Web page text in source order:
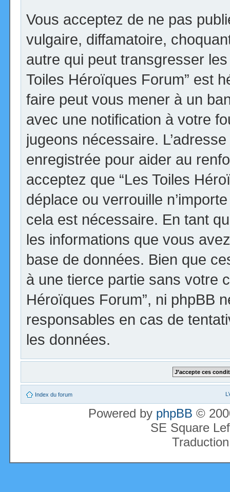
Vous acceptez de ne pas
vulgaire, diffamatoire,
autre qui peut transgresser
Toiles Héroïques Forum” est
faire peut vous mener à un
avec une notification à votre
jugeons nécessaire.
enregistrée pour aider au
acceptez que “Les Toiles
déplace ou verrouille
cela est nécessaire. En tant
les informations que vous
base de données. Bien que
à une tierce partie sans votre
Héroïques Forum”, ni phpBB
responsables en cas de
les données.
Index du forum
Powered by phpBB ©
SE Square